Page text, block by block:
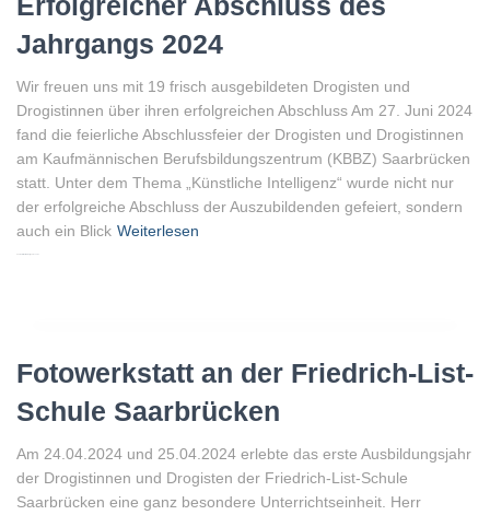
Jahrgangs 2024
Wir freuen uns mit 19 frisch ausgebildeten Drogisten und
Drogistinnen über ihren erfolgreichen Abschluss Am 27. Juni 2024
fand die feierliche Abschlussfeier der Drogisten und Drogistinnen
am Kaufmännischen Berufsbildungszentrum (KBBZ) Saarbrücken
statt. Unter dem Thema „Künstliche Intelligenz“ wurde nicht nur
der erfolgreiche Abschluss der Auszubildenden gefeiert, sondern
auch ein Blick Weiterlesen
Fotowerkstatt an der Friedrich-List-
Schule Saarbrücken
Am 24.04.2024 und 25.04.2024 erlebte das erste Ausbildungsjahr
der Drogistinnen und Drogisten der Friedrich-List-Schule
Saarbrücken eine ganz besondere Unterrichtseinheit. Herr